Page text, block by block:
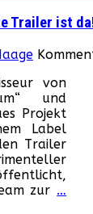
Trailer ist
von
und
Projekt
Label
Trailer
zur …